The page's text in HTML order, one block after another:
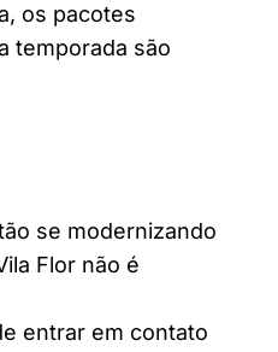
os pacotes
temporada são
se modernizando
Flor não é
entrar em contato